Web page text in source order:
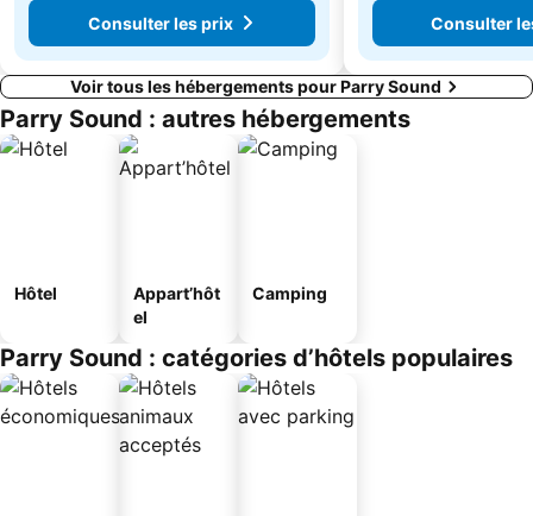
Consulter les prix
Consulter
Voir tous les hébergements pour Parry Sound
Parry Sound : autres hébergements
Hôtel
Appart’hôt
el
Camping
Parry Sound : catégories d’hôtels populaires